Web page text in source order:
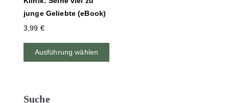
junge Geliebte (eBook)
3,99 €
Ausführung wählen
Suche